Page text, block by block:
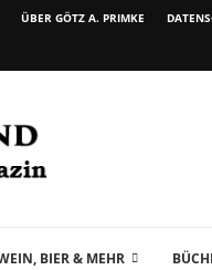
ÜBER GÖTZ A. PRIMKE
BIER & MEHR